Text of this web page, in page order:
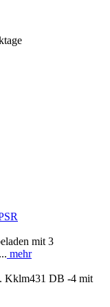
mit 3
mehr
Kklm431 DB -4 mit